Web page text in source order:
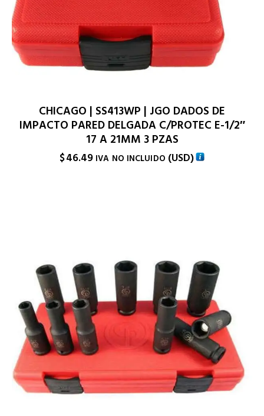
CHICAGO | SS413WP | JGO DADOS DE
IMPACTO PARED DELGADA C/PROTEC E-1/2″
17 A 21MM 3 PZAS
$46.49 IVA NO INCLUIDO (USD)